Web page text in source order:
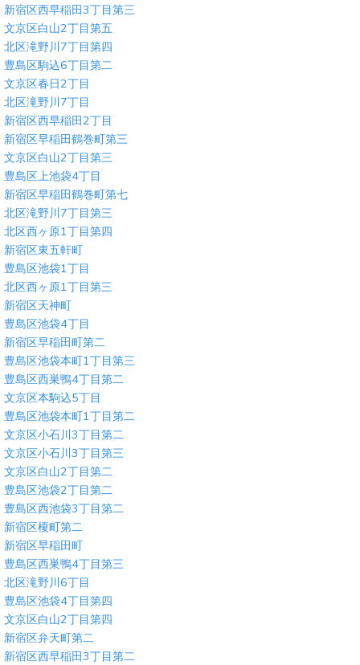
新宿区西早稲田3丁目第三
文京区白山2丁目第五
北区滝野川7丁目第四
豊島区駒込6丁目第二
文京区春日2丁目
北区滝野川7丁目
新宿区西早稲田2丁目
新宿区早稲田鶴巻町第三
文京区白山2丁目第三
豊島区上池袋4丁目
新宿区早稲田鶴巻町第七
北区滝野川7丁目第三
北区西ヶ原1丁目第四
新宿区東五軒町
豊島区池袋1丁目
北区西ヶ原1丁目第三
新宿区天神町
豊島区池袋4丁目
新宿区早稲田町第二
豊島区池袋本町1丁目第三
豊島区西巣鴨4丁目第二
文京区本駒込5丁目
豊島区池袋本町1丁目第二
文京区小石川3丁目第二
文京区小石川3丁目第三
文京区白山2丁目第二
豊島区池袋2丁目第二
豊島区西池袋3丁目第二
新宿区榎町第二
新宿区早稲田町
豊島区西巣鴨4丁目第三
北区滝野川6丁目
豊島区池袋4丁目第四
文京区白山2丁目第四
新宿区弁天町第二
新宿区西早稲田3丁目第二